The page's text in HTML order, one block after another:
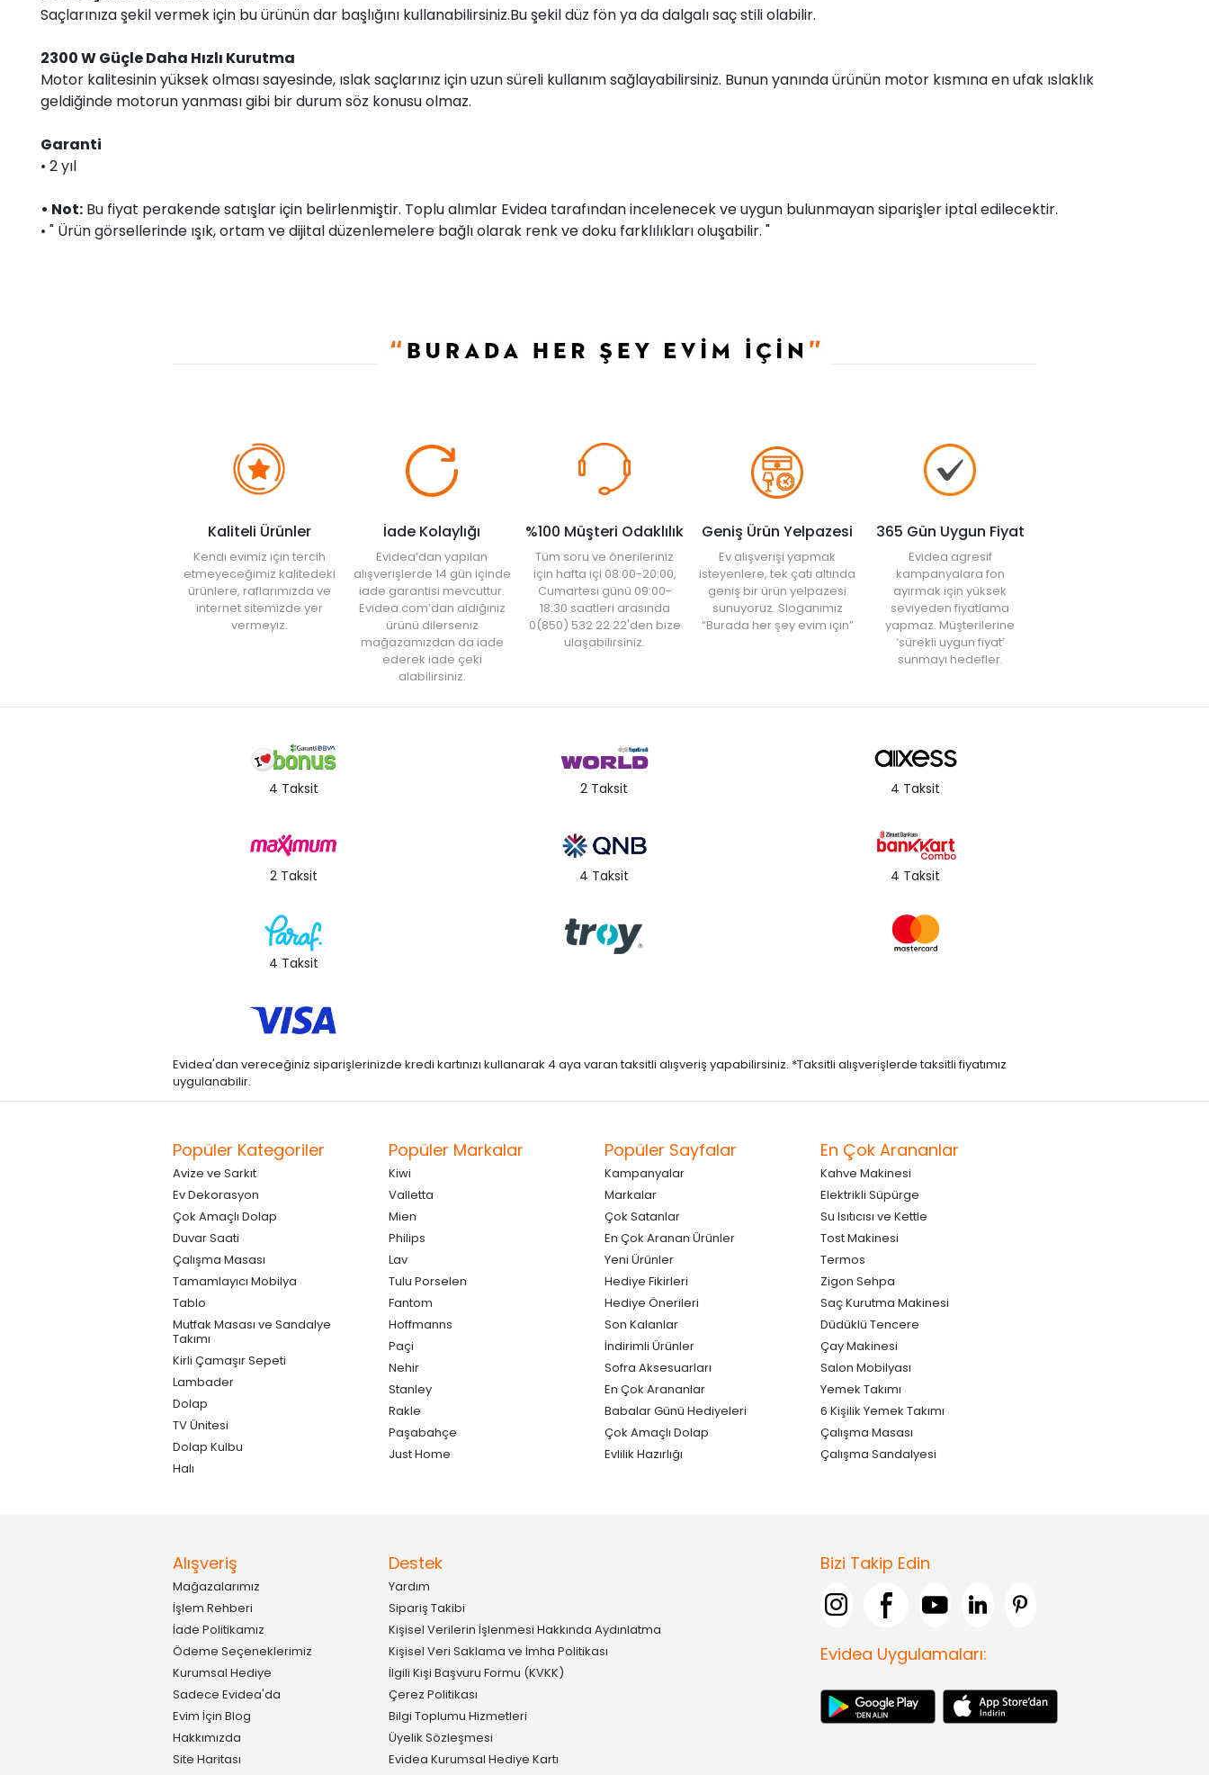
Saçlarınıza şekil vermek için bu ürünün dar başlığını kullanabilirsiniz.Bu şekil düz fön ya da dalgalı saç stili olabilir.
2300 W Güçle Daha Hızlı Kurutma
Motor kalitesinin yüksek olması sayesinde, ıslak saçlarınız için uzun süreli kullanım sağlayabilirsiniz. Bunun yanında ürünün motor kısmına en ufak ıslaklık
geldiğinde motorun yanması gibi bir durum söz konusu olmaz.
Garanti
• 2 yıl
• Not: Bu fiyat perakende satışlar için belirlenmiştir. Toplu alımlar Evidea tarafından incelenecek ve uygun bulunmayan siparişler iptal edilecektir.
• " Ürün görsellerinde ışık, ortam ve dijital düzenlemelere bağlı olarak renk ve doku farklılıkları oluşabilir. "
Kaliteli Ürünler
Kendi evimiz için tercih
etmeyeceğimiz kalitedeki
ürünlere, raflarımızda ve
internet sitemizde yer
vermeyiz.
İade Kolaylığı
Evidea’dan yapılan
alışverişlerde 14 gün içinde
iade garantisi mevcuttur.
Evidea.com’dan aldığınız
ürünü dilerseniz
mağazamızdan da iade
ederek iade çeki
alabilirsiniz.
%100 Müşteri Odaklılık
Tüm soru ve önerileriniz
için hafta içi 08:00-20:00,
Cumartesi günü 09:00-
18:30 saatleri arasında
0(850) 532 22 22'den bize
ulaşabilirsiniz.
Geniş Ürün Yelpazesi
Ev alışverişi yapmak
isteyenlere, tek çatı altında
geniş bir ürün yelpazesi
sunuyoruz. Sloganımız
“Burada her şey evim için”
365 Gün Uygun Fiyat
Evidea agresif
kampanyalara fon
ayırmak için yüksek
seviyeden fiyatlama
yapmaz. Müşterilerine
‘sürekli uygun fiyat’
sunmayı hedefler.
4 Taksit 2 Taksit 4 Taksit
2 Taksit 4 Taksit 4 Taksit
4 Taksit
Evidea'dan vereceğiniz siparişlerinizde kredi kartınızı kullanarak 4 aya varan taksitli alışveriş yapabilirsiniz. *Taksitli alışverişlerde taksitli fiyatımız
uygulanabilir.
Popüler Kategoriler
Avize ve Sarkıt
Ev Dekorasyon
Çok Amaçlı Dolap
Duvar Saati
Çalışma Masası
Tamamlayıcı Mobilya
Tablo
Mutfak Masası ve Sandalye
Takımı
Kirli Çamaşır Sepeti
Lambader
Dolap
TV Ünitesi
Dolap Kulbu
Halı
Popüler Markalar
Kiwi
Valletta
Mien
Philips
Lav
Tulu Porselen
Fantom
Hoffmanns
Paçi
Nehir
Stanley
Rakle
Paşabahçe
Just Home
Popüler Sayfalar
Kampanyalar
Markalar
Çok Satanlar
En Çok Aranan Ürünler
Yeni Ürünler
Hediye Fikirleri
Hediye Önerileri
Son Kalanlar
İndirimli Ürünler
Sofra Aksesuarları
En Çok Arananlar
Babalar Günü Hediyeleri
Çok Amaçlı Dolap
Evlilik Hazırlığı
En Çok Arananlar
Kahve Makinesi
Elektrikli Süpürge
Su Isıtıcısı ve Kettle
Tost Makinesi
Termos
Zigon Sehpa
Saç Kurutma Makinesi
Düdüklü Tencere
Çay Makinesi
Salon Mobilyası
Yemek Takımı
6 Kişilik Yemek Takımı
Çalışma Masası
Çalışma Sandalyesi
Alışveriş
Mağazalarımız
İşlem Rehberi
İade Politikamız
Ödeme Seçeneklerimiz
Kurumsal Hediye
Sadece Evidea'da
Evim İçin Blog
Hakkımızda
Site Haritası
Destek
Yardım
Sipariş Takibi
Kişisel Verilerin İşlenmesi Hakkında Aydınlatma
Kişisel Veri Saklama ve İmha Politikası
İlgili Kişi Başvuru Formu (KVKK)
Çerez Politikası
Bilgi Toplumu Hizmetleri
Üyelik Sözleşmesi
Evidea Kurumsal Hediye Kartı
Bizi Takip Edin
Evidea Uygulamaları: